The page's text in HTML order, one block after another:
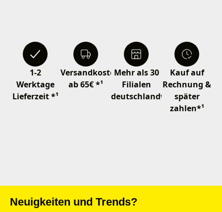
1-2
Werktage
Lieferzeit *¹
Versandkostenfrei
ab 65€ *¹
Mehr als 30
Filialen
deutschlandweit
Kauf auf
Rechnung &
später
zahlen*¹
Neuigkeiten und Trends?